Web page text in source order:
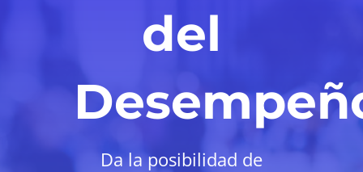
del
Da la posibilidad de